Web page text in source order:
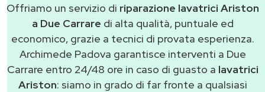
Offriamo un servizio di riparazione lavatrici Ariston
a Due Carrare di alta qualità, puntuale ed
economico, grazie a tecnici di provata esperienza.
Archimede Padova garantisce interventi a Due
Carrare entro 24/48 ore in caso di guasto a lavatrici
Ariston: siamo in grado di far fronte a qualsiasi